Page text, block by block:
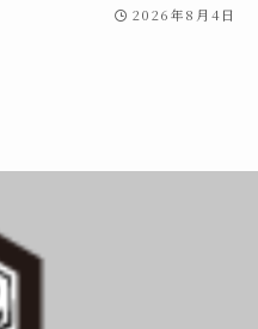
2026年8月4日